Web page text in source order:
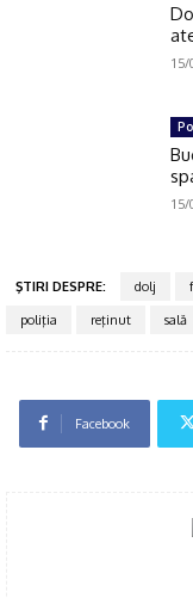
15/
15/
ŞTIRI DESPRE: dolj
poliţia
reţinut sală
Facebook